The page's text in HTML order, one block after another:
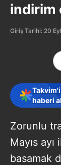
indirim
Giriş Tarihi: 20
haberi
Zorunlu
Mayıs
basamak